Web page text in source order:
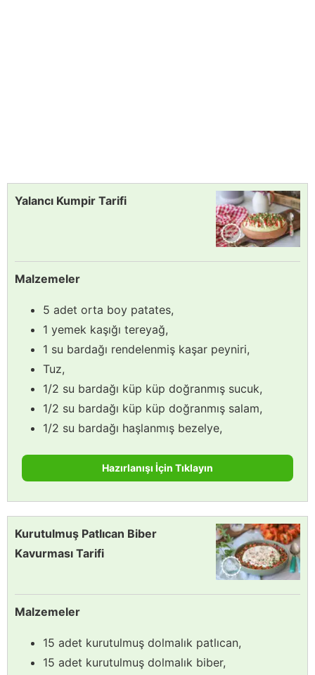
Yalancı Kumpir Tarifi
Malzemeler
5 adet orta boy patates,
1 yemek kaşığı tereyağ,
1 su bardağı rendelenmiş kaşar peyniri,
Tuz,
1/2 su bardağı küp küp doğranmış sucuk,
1/2 su bardağı küp küp doğranmış salam,
1/2 su bardağı haşlanmış bezelye,
Hazırlanışı İçin Tıklayın
Kurutulmuş Patlıcan Biber
Kavurması Tarifi
Malzemeler
15 adet kurutulmuş dolmalık patlıcan,
15 adet kurutulmuş dolmalık biber,